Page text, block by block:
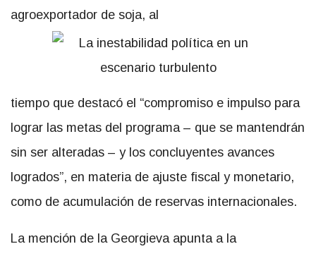
agroexportador de soja, al
tiempo que destacó el “compromiso e impulso para
lograr las metas del programa – que se mantendrán
sin ser alteradas – y los concluyentes avances
logrados”, en materia de ajuste fiscal y monetario,
como de acumulación de reservas internacionales.
La mención de la Georgieva apunta a la